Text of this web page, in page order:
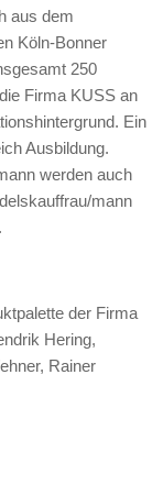
aus dem
Köln-Bonner
250
Firma KUSS an
Ein
Ausbildung.
werden auch
mann
der Firma
Hering,
Rainer